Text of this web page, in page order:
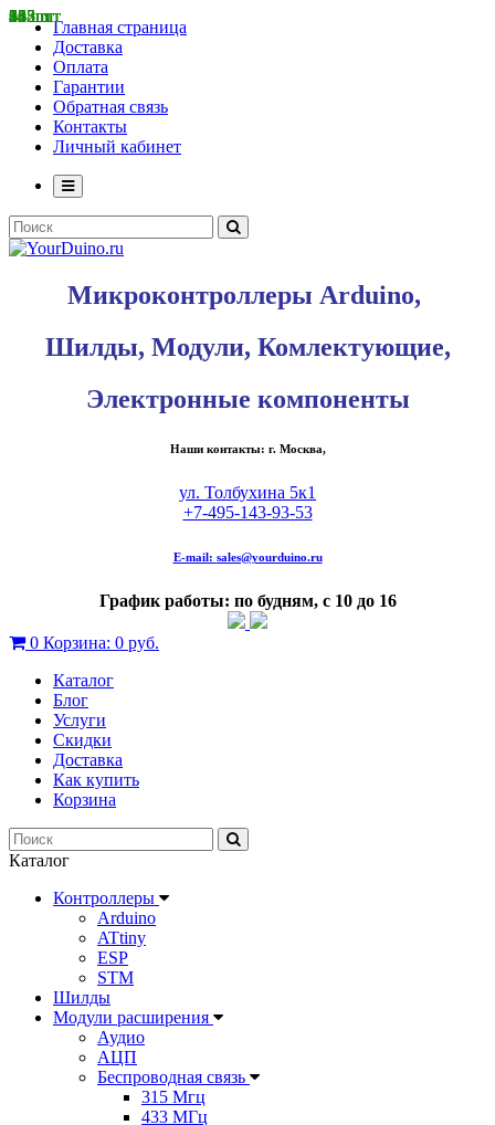
Главная страница
Доставка
Оплата
Гарантии
Обратная связь
Контакты
Личный кабинет
Микроконтроллеры Arduino,
Шилды, Модули, Комлектующие,
Электронные компоненты
Наши контакты: г. Москва,
ул. Толбухина 5к1
+7-495-143-93-53
E-mail: sales@yourduino.ru
График работы: по будням, с 10 до 16
0 Корзина: 0 руб.
Каталог
Блог
Услуги
Скидки
Доставка
Как купить
Корзина
Каталог
Контроллеры
Arduino
ATtiny
ESP
STM
Шилды
Модули расширения
Аудио
АЦП
Беспроводная связь
315 Мгц
433 МГц
282 шт
338 шт
85 шт
142 шт
34 шт
12 шт
415 шт
185 шт
62 шт
36 шт
32 шт
90 шт